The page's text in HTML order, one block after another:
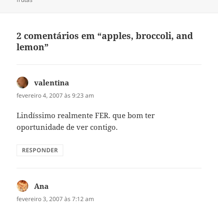
2 comentários em “apples, broccoli, and
lemon”
valentina
fevereiro 4, 2007 às 9:23 am
Lindíssimo realmente FER. que bom ter
oportunidade de ver contigo.
RESPONDER
Ana
fevereiro 3, 2007 às 7:12 am